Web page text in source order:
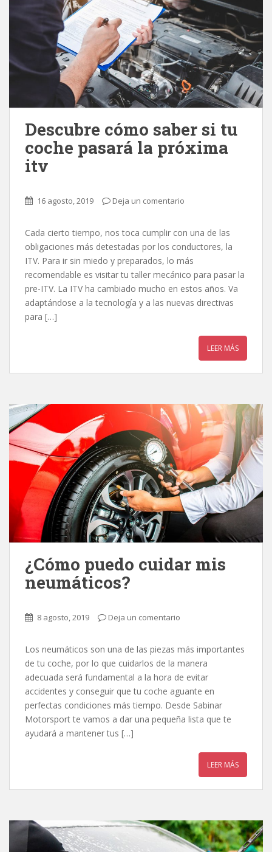
Descubre cómo saber si tu
coche pasará la próxima
itv
16 agosto, 2019 Deja un comentario
Cada cierto tiempo, nos toca cumplir con una de las
obligaciones más detestadas por los conductores, la
ITV. Para ir sin miedo y preparados, lo más
recomendable es visitar tu taller mecánico para pasar la
pre-ITV. La ITV ha cambiado mucho en estos años. Va
adaptándose a la tecnología y a las nuevas directivas
para […]
LEER MÁS
¿Cómo puedo cuidar mis
neumáticos?
8 agosto, 2019 Deja un comentario
Los neumáticos son una de las piezas más importantes
de tu coche, por lo que cuidarlos de la manera
adecuada será fundamental a la hora de evitar
accidentes y conseguir que tu coche aguante en
perfectas condiciones más tiempo. Desde Sabinar
Motorsport te vamos a dar una pequeña lista que te
ayudará a mantener tus […]
LEER MÁS